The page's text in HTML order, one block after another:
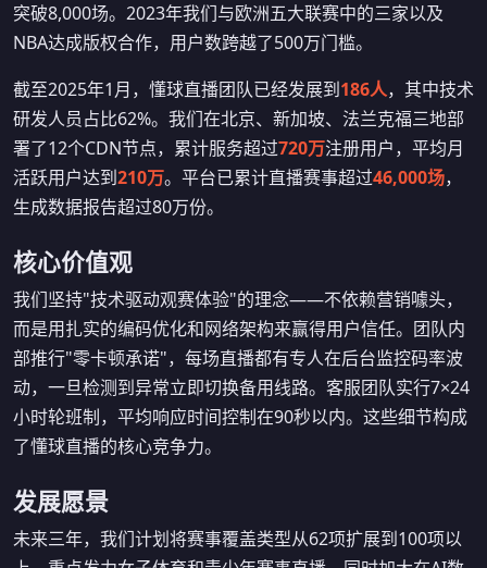
突破8,000场。2023年我们与欧洲五大联赛中的三家以及
NBA达成版权合作，用户数跨越了500万门槛。
截至2025年1月，懂球直播团队已经发展到186人，其中技术
研发人员占比62%。我们在北京、新加坡、法兰克福三地部
署了12个CDN节点，累计服务超过720万注册用户，平均月
活跃用户达到210万。平台已累计直播赛事超过46,000场，
生成数据报告超过80万份。
核心价值观
我们坚持"技术驱动观赛体验"的理念——不依赖营销噱头，
而是用扎实的编码优化和网络架构来赢得用户信任。团队内
部推行"零卡顿承诺"，每场直播都有专人在后台监控码率波
动，一旦检测到异常立即切换备用线路。客服团队实行7×24
小时轮班制，平均响应时间控制在90秒以内。这些细节构成
了懂球直播的核心竞争力。
发展愿景
未来三年，我们计划将赛事覆盖类型从62项扩展到100项以